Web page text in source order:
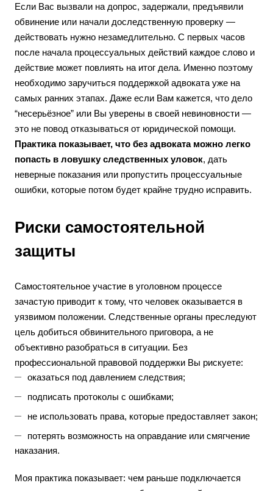
Если Вас вызвали на допрос, задержали, предъявили
обвинение или начали доследственную проверку —
действовать нужно незамедлительно. С первых часов
после начала процессуальных действий каждое слово и
действие может повлиять на итог дела. Именно поэтому
необходимо заручиться поддержкой адвоката уже на
самых ранних этапах. Даже если Вам кажется, что дело
“несерьёзное” или Вы уверены в своей невиновности —
это не повод отказываться от юридической помощи.
Практика показывает, что без адвоката можно легко
попасть в ловушку следственных уловок, дать
неверные показания или пропустить процессуальные
ошибки, которые потом будет крайне трудно исправить.
Риски самостоятельной
защиты
Самостоятельное участие в уголовном процессе
зачастую приводит к тому, что человек оказывается в
уязвимом положении. Следственные органы преследуют
цель добиться обвинительного приговора, а не
объективно разобраться в ситуации. Без
профессиональной правовой поддержки Вы рискуете:
оказаться под давлением следствия;
подписать протоколы с ошибками;
не использовать права, которые предоставляет закон;
потерять возможность на оправдание или смягчение
наказания.
Моя практика показывает: чем раньше подключается